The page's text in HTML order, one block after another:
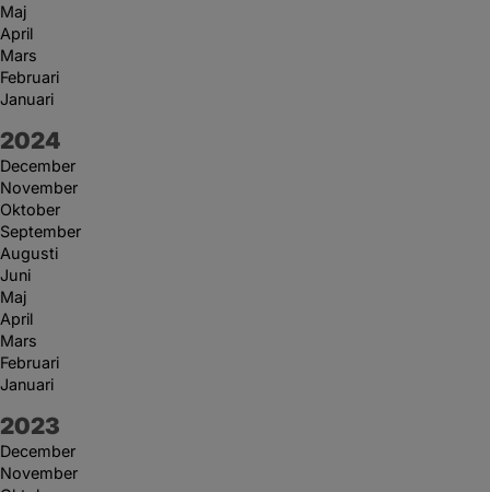
Maj
April
Mars
Februari
Januari
År:
2024
December
November
Oktober
September
Augusti
Juni
Maj
April
Mars
Februari
Januari
År:
2023
December
November